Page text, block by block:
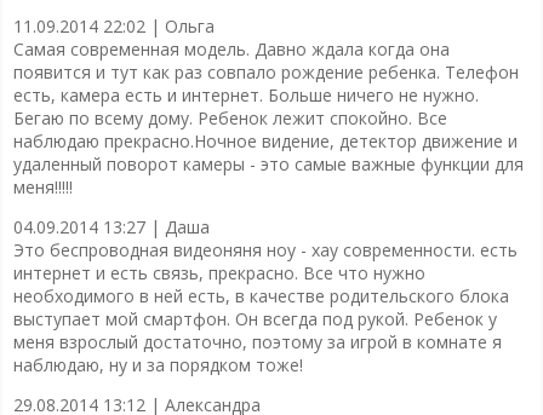
11.09.2014 22:02 | Ольга
Самая современная модель. Давно ждала когда она
появится и тут как раз совпало рождение ребенка. Телефон
есть, камера есть и интернет. Больше ничего не нужно.
Бегаю по всему дому. Ребенок лежит спокойно. Все
наблюдаю прекрасно.Ночное видение, детектор движение и
удаленный поворот камеры - это самые важные функции для
меня!!!!!
04.09.2014 13:27 | Даша
Это беспроводная видеоняня ноу - хау современности. есть
интернет и есть связь, прекрасно. Все что нужно
необходимого в ней есть, в качестве родительского блока
выступает мой смартфон. Он всегда под рукой. Ребенок у
меня взрослый достаточно, поэтому за игрой в комнате я
наблюдаю, ну и за порядком тоже!
29.08.2014 13:12 | Александра